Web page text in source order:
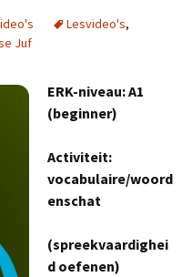
Lesvideo's,
Juf
ERK-niveau: A1
(beginner)
Activiteit:
vocabulaire/woord
enschat
(spreekvaardighei
d oefenen)